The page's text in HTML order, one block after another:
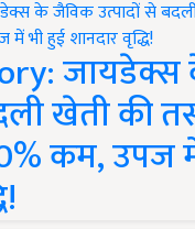
खेती की
कम, उपज